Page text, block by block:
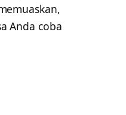
Anda coba